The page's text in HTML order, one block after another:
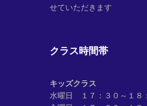
せていただきます
クラス時間帯
キッズクラス
水曜日 １７：３０～１８